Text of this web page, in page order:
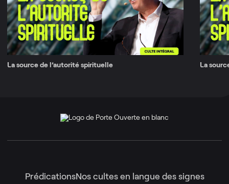
La source de l’autorité spirituelle La
PrédicationsNos cultes en langue des signes